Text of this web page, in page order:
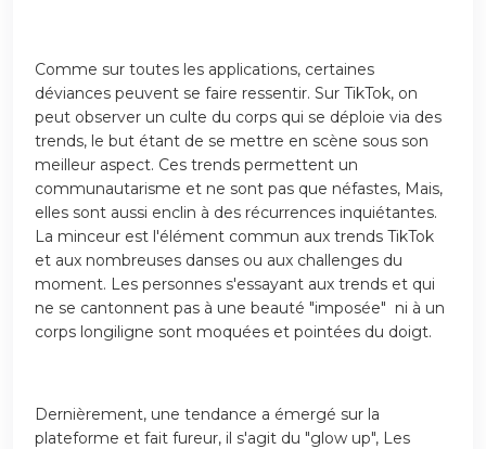
Comme sur toutes les applications, certaines
déviances peuvent se faire ressentir. Sur TikTok, on
peut observer un culte du corps qui se déploie via des
trends, le but étant de se mettre en scène sous son
meilleur aspect. Ces trends permettent un
communautarisme et ne sont pas que néfastes, Mais,
elles sont aussi enclin à des récurrences inquiétantes.
La minceur est l'élément commun aux trends TikTok
et aux nombreuses danses ou aux challenges du
moment. Les personnes s'essayant aux trends et qui
ne se cantonnent pas à une beauté "imposée" ni à un
corps longiligne sont moquées et pointées du doigt.
Dernièrement, une tendance a émergé sur la
plateforme et fait fureur, il s'agit du "glow up", Les